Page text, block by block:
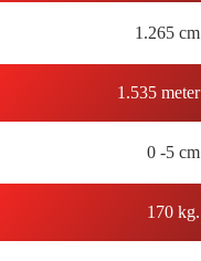
1.265 cm
1.535 meter
0 -5 cm
170 kg.